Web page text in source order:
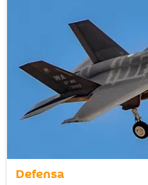
Defensa